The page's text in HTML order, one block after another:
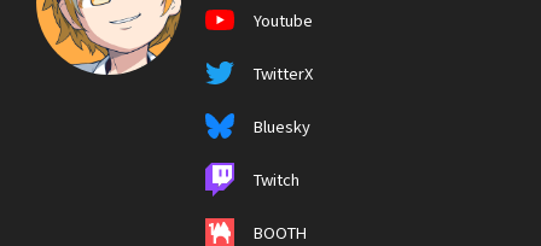
Youtube
TwitterX
Bluesky
Twitch
BOOTH